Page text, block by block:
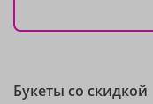
Букеты со скидкой